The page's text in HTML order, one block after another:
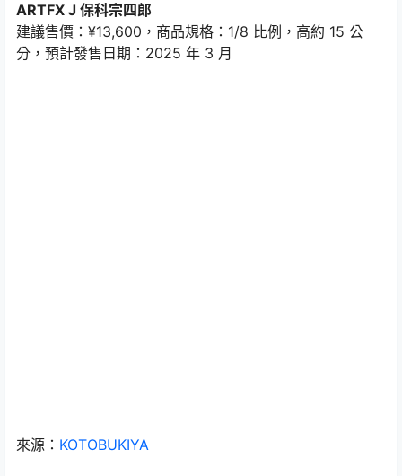
ARTFX J 保科宗四郎
建議售價：¥13,600，商品規格：1/8 比例，高約 15 公
分，預計發售日期：2025 年 3 月
來源： KOTOBUKIYA